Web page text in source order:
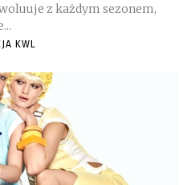
z każdym sezonem,
KWL